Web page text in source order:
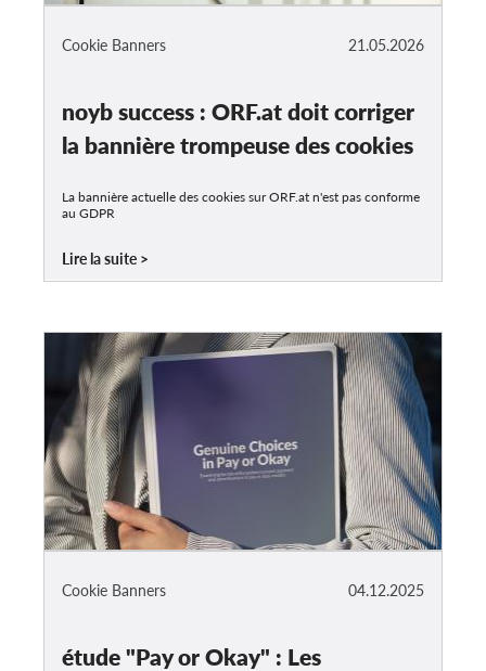
21.05.2026
Cookie Banners
noyb success : ORF.at doit corriger
la bannière trompeuse des cookies
La bannière actuelle des cookies sur ORF.at n'est pas conforme
au GDPR
Lire la suite
04.12.2025
Cookie Banners
étude "Pay or Okay" : Les